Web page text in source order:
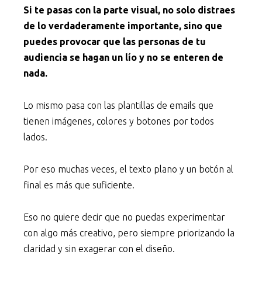
Si te pasas con la parte visual, no solo distraes
de lo verdaderamente importante, sino que
puedes provocar que las personas de tu
audiencia se hagan un lío y no se enteren de
nada.
Lo mismo pasa con las plantillas de emails que
tienen imágenes, colores y botones por todos
lados.
Por eso muchas veces, el texto plano y un botón al
final es más que suficiente.
Eso no quiere decir que no puedas experimentar
con algo más creativo, pero siempre priorizando la
claridad y sin exagerar con el diseño.